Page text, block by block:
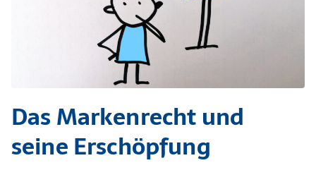
Das Markenrecht und
seine Erschöpfung